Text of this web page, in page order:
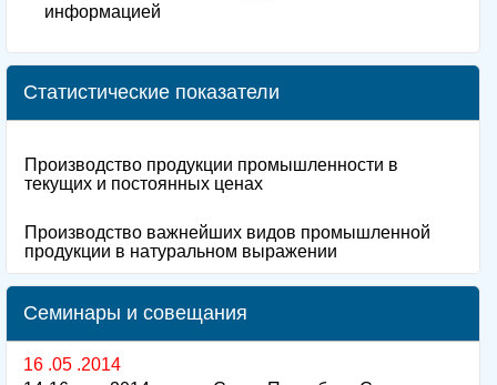
информацией
Статистические показатели
Производство продукции промышленности в
текущих и постоянных ценах
Производство важнейших видов промышленной
продукции в натуральном выражении
Семинары и совещания
16 .05 .2014